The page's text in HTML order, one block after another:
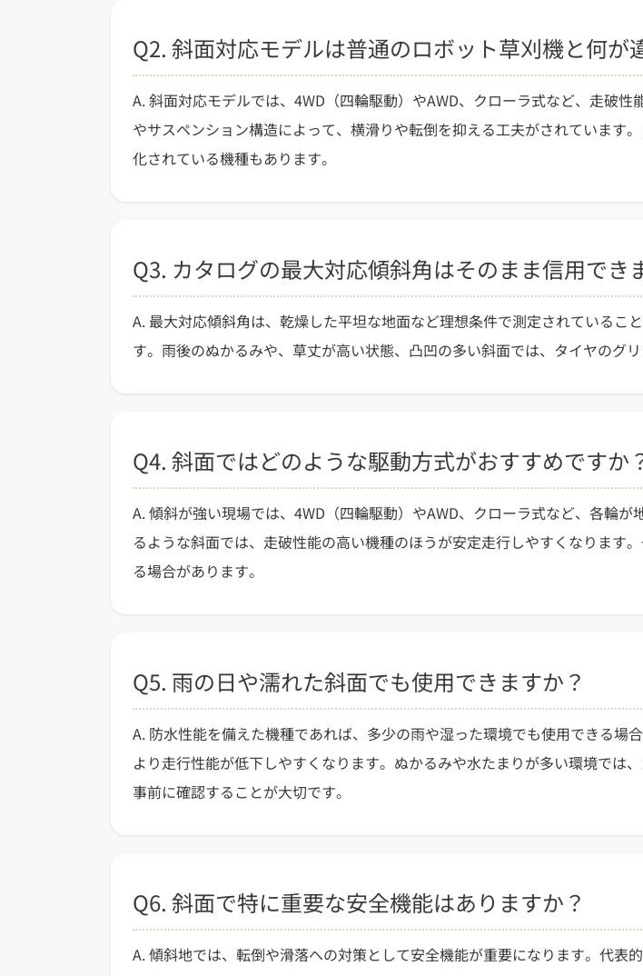
Q2. 斜面対応モデルは普通のロボット草刈機と何が
A. 斜面対応モデルでは、4WD（四輪駆動）やAWD、クローラ式など、走破
やサスペンション構造によって、横滑りや転倒を抑える工夫がされています
化されている機種もあります。
Q3. カタログの最大対応傾斜角はそのまま信用でき
A. 最大対応傾斜角は、乾燥した平坦な地面など理想条件で測定されているこ
す。雨後のぬかるみや、草丈が高い状態、凸凹の多い斜面では、タイヤのグ
Q4. 斜面ではどのような駆動方式がおすすめですか
A. 傾斜が強い現場では、4WD（四輪駆動）やAWD、クローラ式など、各輪
るような斜面では、走破性能の高い機種のほうが安定走行しやすくなります
る場合があります。
Q5. 雨の日や濡れた斜面でも使用できますか？
A. 防水性能を備えた機種であれば、多少の雨や湿った環境でも使用できる
より走行性能が低下しやすくなります。ぬかるみや水たまりが多い環境では
事前に確認することが大切です。
Q6. 斜面で特に重要な安全機能はありますか？
A. 傾斜地では、転倒や滑落への対策として安全機能が重要になります。代